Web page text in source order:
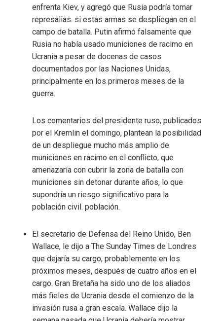
enfrenta Kiev, y agregó que Rusia podría tomar
represalias. si estas armas se despliegan en el
campo de batalla. Putin afirmó falsamente que
Rusia no había usado municiones de racimo en
Ucrania a pesar de docenas de casos
documentados por las Naciones Unidas,
principalmente en los primeros meses de la
guerra.
Los comentarios del presidente ruso, publicados
por el Kremlin el domingo, plantean la posibilidad
de un despliegue mucho más amplio de
municiones en racimo en el conflicto, que
amenazaría con cubrir la zona de batalla con
municiones sin detonar durante años, lo que
supondría un riesgo significativo para la
población civil. población.
El secretario de Defensa del Reino Unido, Ben
Wallace, le dijo a The Sunday Times de Londres
que dejaría su cargo, probablemente en los
próximos meses, después de cuatro años en el
cargo. Gran Bretaña ha sido uno de los aliados
más fieles de Ucrania desde el comienzo de la
invasión rusa a gran escala. Wallace dijo la